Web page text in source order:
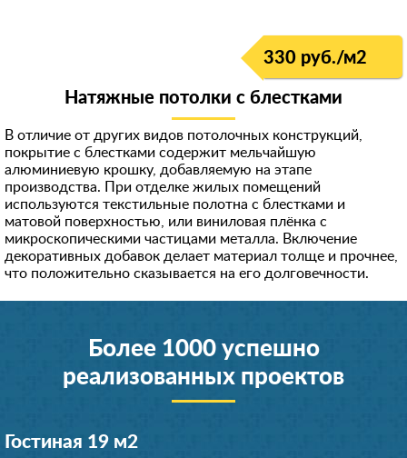
330 руб./м2
Натяжные потолки с блестками
В отличие от других видов потолочных конструкций,
покрытие с блестками содержит мельчайшую
алюминиевую крошку, добавляемую на этапе
производства. При отделке жилых помещений
используются текстильные полотна с блестками и
матовой поверхностью, или виниловая плёнка с
микроскопическими частицами металла. Включение
декоративных добавок делает материал толще и прочнее,
что положительно сказывается на его долговечности.
Более 1000 успешно
реализованных проектов
Гостиная 19 м2